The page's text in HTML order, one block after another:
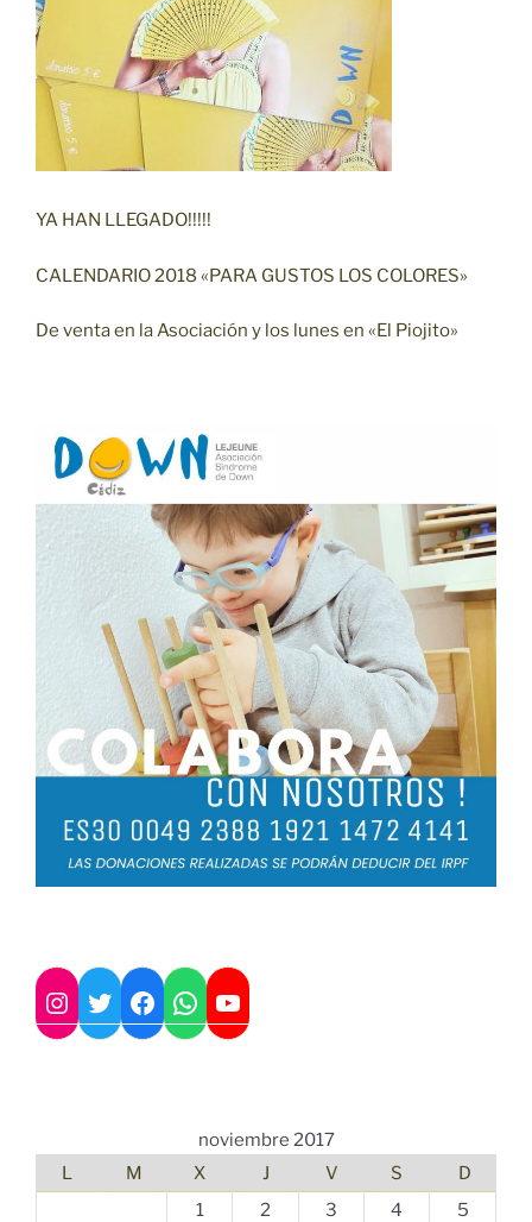
YA HAN LLEGADO!!!!!
CALENDARIO 2018 «PARA GUSTOS LOS COLORES»
De venta en la Asociación y los lunes en «El Piojito»
Instagram Twitter Facebook WhatsApp YouTube
noviembre 2017
L
M X J V S
D
1
2 3 4
5